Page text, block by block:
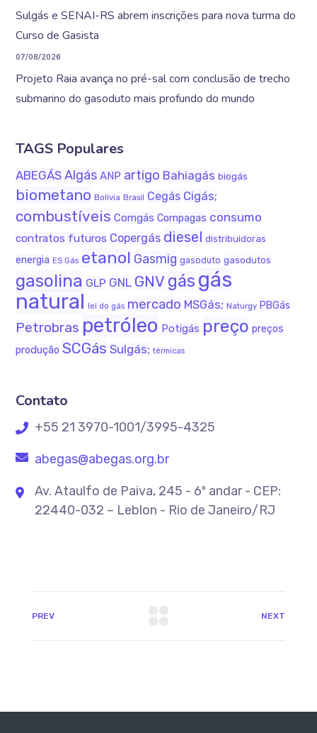
Sulgás e SENAI-RS abrem inscrições para nova turma do
Curso de Gasista
07/08/2026
Projeto Raia avança no pré-sal com conclusão de trecho
submarino do gasoduto mais profundo do mundo
TAGS Populares
ABEGÁS Algás ANP artigo Bahiagás biogás
biometano Bolívia Brasil Cegás Cigás;
combustíveis Comgás Compagas consumo
contratos futuros Copergás diesel distribuidoras
energia ES Gás etanol Gasmig gasoduto gasodutos
gasolina GLP GNL GNV gás gás
natural lei do gás mercado MSGás; Naturgy PBGás
Petrobras petróleo Potigás preço preços
produção SCGás Sulgás; térmicas
Contato
+55 21 3970-1001/3995-4325
abegas@abegas.org.br
Av. Ataulfo de Paiva, 245 - 6º andar - CEP:
22440-032 – Leblon - Rio de Janeiro/RJ
PREV NEXT